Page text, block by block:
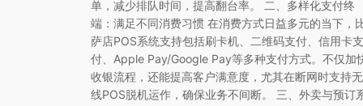
单，减少排队时间，提高翻台率。 二、多样化支付终
端：满足不同消费习惯 在消费方式日益多元的当下，
萨店POS系统支持包括刷卡机、二维码支付、信用卡支
付、Apple Pay/Google Pay等多种支付方式。不仅加
收银流程，还能提高客户满意度，尤其在断网时支持无
线POS脱机运作，确保业务不间断。 三、外卖与预订